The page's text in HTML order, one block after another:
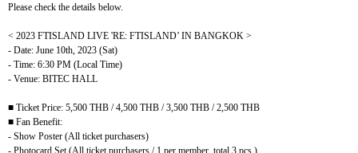
Please check the details below.
< 2023 FTISLAND LIVE 'RE: FTISLAND’ IN BANGKOK >
- Date: June 10th, 2023 (Sat)
- Time: 6:30 PM (Local Time)
- Venue: BITEC HALL
■ Ticket Price: 5,500 THB / 4,500 THB / 3,500 THB / 2,500 THB
■ Fan Benefit:
- Show Poster (All ticket purchasers)